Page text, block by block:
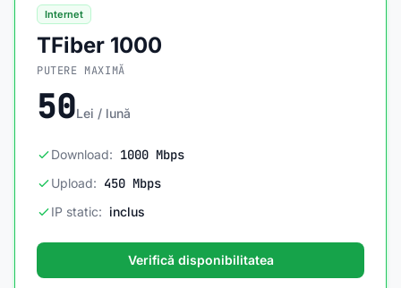
Internet
TFiber 1000
PUTERE MAXIMĂ
50Lei / lună
Download: 1000 Mbps
Upload: 450 Mbps
IP static: inclus
Verifică disponibilitatea